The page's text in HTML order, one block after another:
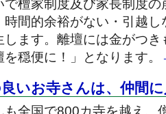
檀家制度及び家長制度
間的余裕がない・引越
ます。離壇には金がつ
穏便に！」となります。
いお寺さんは、仲間に
全国で800カ寺を越え、